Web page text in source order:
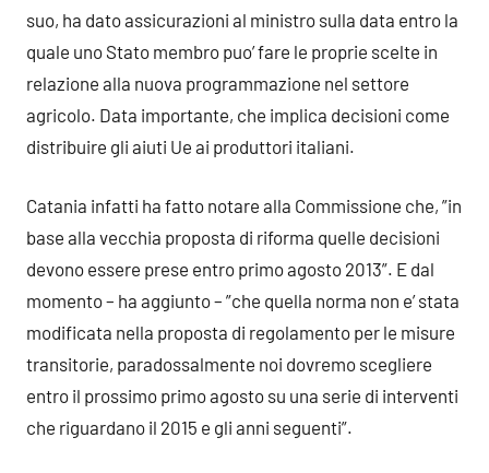
suo, ha dato assicurazioni al ministro sulla data entro la
quale uno Stato membro puo’ fare le proprie scelte in
relazione alla nuova programmazione nel settore
agricolo. Data importante, che implica decisioni come
distribuire gli aiuti Ue ai produttori italiani.
Catania infatti ha fatto notare alla Commissione che, ”in
base alla vecchia proposta di riforma quelle decisioni
devono essere prese entro primo agosto 2013”. E dal
momento – ha aggiunto – ”che quella norma non e’ stata
modificata nella proposta di regolamento per le misure
transitorie, paradossalmente noi dovremo scegliere
entro il prossimo primo agosto su una serie di interventi
che riguardano il 2015 e gli anni seguenti”.